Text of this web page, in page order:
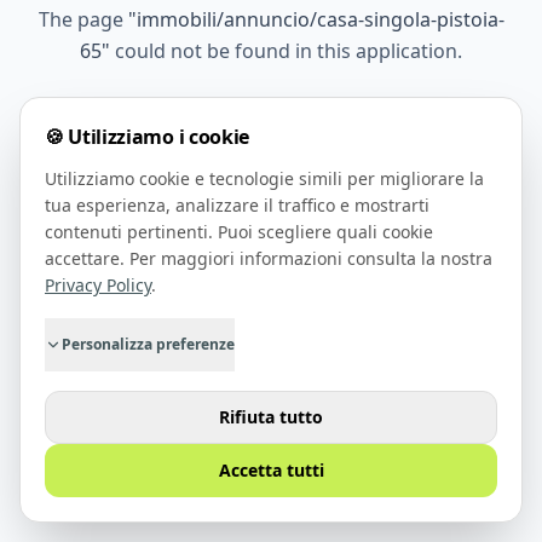
The page "immobili/annuncio/casa-singola-pistoia-
65" could not be found in this application.
Go Home
🍪 Utilizziamo i cookie
Utilizziamo cookie e tecnologie simili per migliorare la
tua esperienza, analizzare il traffico e mostrarti
contenuti pertinenti. Puoi scegliere quali cookie
accettare. Per maggiori informazioni consulta la nostra
Privacy Policy.
Personalizza preferenze
Rifiuta tutto
Accetta tutti